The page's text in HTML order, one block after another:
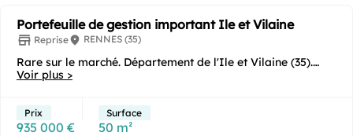
Portefeuille de gestion important Ile et Vilaine
Reprise RENNES (35)
Rare sur le marché. Département de l'Ile et Vilaine (35).
Vous souhaitez acquérir une agence...
Voir plus >
Prix
935 000 €
Surface
50 m²